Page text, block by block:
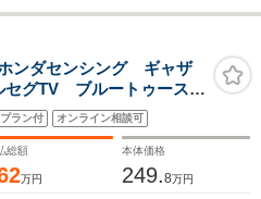
ンダセンシング ギャザ
セグTV ブルートゥース
ワンオーナー 両
トライト ハーフレザー
後
ラン付 オンライン相談可
総額
万円
本体価格
249.8万円